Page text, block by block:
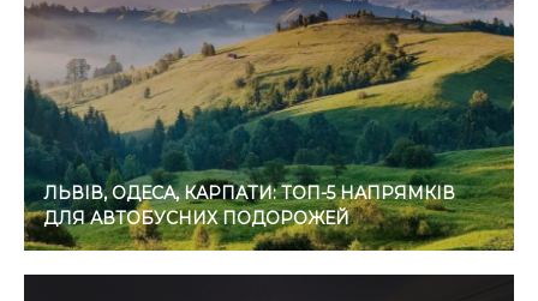
ЛЬВІВ, ОДЕСА, КАРПАТИ: ТОП-5 НАПРЯМКІВ
ДЛЯ АВТОБУСНИХ ПОДОРОЖЕЙ